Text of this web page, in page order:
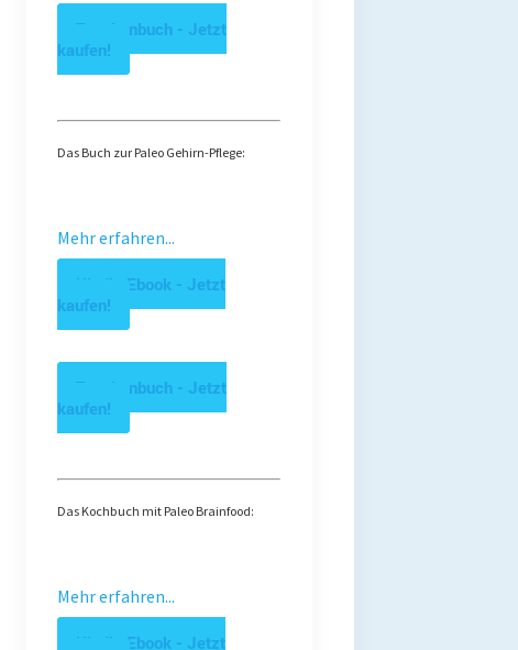
Taschenbuch - Jetzt
kaufen!
Das Buch zur Paleo Gehirn-Pflege:
Mehr erfahren...
Kindle Ebook - Jetzt
kaufen!
Taschenbuch - Jetzt
kaufen!
Das Kochbuch mit Paleo Brainfood:
Mehr erfahren...
Kindle Ebook - Jetzt